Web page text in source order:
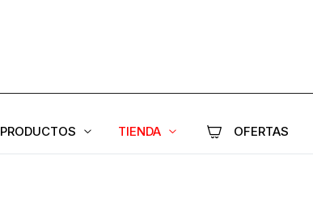
PRODUCTOS TIENDA OFERTAS